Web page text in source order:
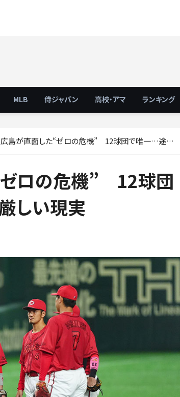
MLB 侍ジャパン 高校・アマ ランキング
が直面した“ゼロの危機” 12球団で唯一…途中経過が伝えた厳しい現実
ゼロの危機” 12球団
しい現実